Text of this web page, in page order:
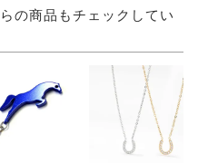
の商品もチェックしてい